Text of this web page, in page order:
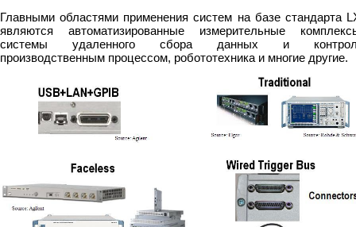
Главными областями применения систем на базе стандарта
являются автоматизированные измерительные
системы удаленного сбора данных и
производственным процессом, робототехника и многие другие.